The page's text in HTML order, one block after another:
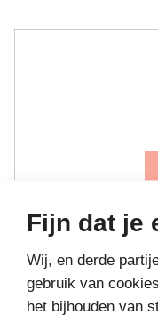
Fijn dat je
Wij, en derde
gebruik van
het bijhouden van